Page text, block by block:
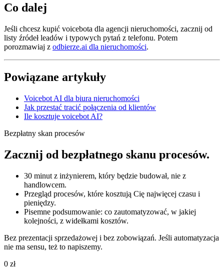
Co dalej
Jeśli chcesz kupić voicebota dla agencji nieruchomości, zacznij od
listy źródeł leadów i typowych pytań z telefonu. Potem
porozmawiaj z odbierze.ai dla nieruchomości.
Powiązane artykuły
Voicebot AI dla biura nieruchomości
Jak przestać tracić połączenia od klientów
Ile kosztuje voicebot AI?
Bezpłatny skan procesów
Zacznij od bezpłatnego skanu procesów.
30 minut z inżynierem, który będzie budował, nie z
handlowcem.
Przegląd procesów, które kosztują Cię najwięcej czasu i
pieniędzy.
Pisemne podsumowanie: co zautomatyzować, w jakiej
kolejności, z widełkami kosztów.
Bez prezentacji sprzedażowej i bez zobowiązań. Jeśli automatyzacja
nie ma sensu, też to napiszemy.
0 zł